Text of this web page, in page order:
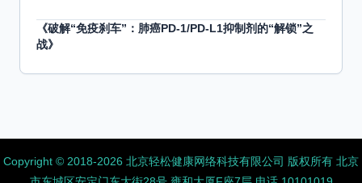
《破解“免疫刹车”：肺癌PD-1/PD-L1抑制剂的“解锁”之
战》
Copyright ©️ 2018-2026 北京轻松健康网络科技有限公司 版权所有 北京